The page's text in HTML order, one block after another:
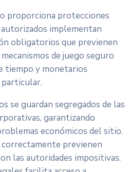
proporciona protecciones
implementan
obligatorios que previenen
de juego seguro
tiempo y monetarios
se guardan segregados de las
garantizando
económicos del sitio.
correctamente previenen
las autoridades impositivas.